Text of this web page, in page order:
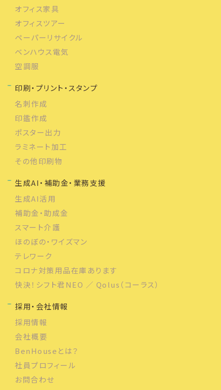
オフィス家具
オフィスツアー
ペーパーリサイクル
ベンハウス電気
空調服
印刷・プリント・スタンプ
名刺作成
印鑑作成
ポスター出力
ラミネート加工
その他印刷物
生成AI・補助金・業務支援
生成AI活用
補助金・助成金
スマート介護
ほのぼの・ワイズマン
テレワーク
コロナ対策用品在庫あります
快決！シフト君NEO ／ Qolus（コーラス）
採用・会社情報
採用情報
会社概要
BenHouseとは？
社員プロフィール
お問合わせ